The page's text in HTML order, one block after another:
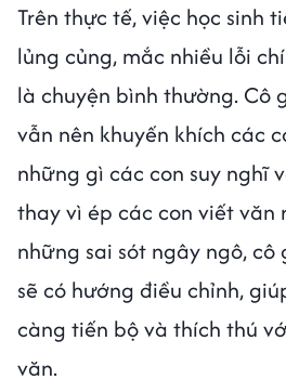
Trên thực tế, việc học sinh
lủng củng, mắc nhiều lỗi
là chuyện bình thường. Cô
vẫn nên khuyến khích các
những gì các con suy nghĩ
thay vì ép các con viết văn
những sai sót ngây ngô, cô
sẽ có hướng điều chỉnh,
càng tiến bộ và thích thú
văn.